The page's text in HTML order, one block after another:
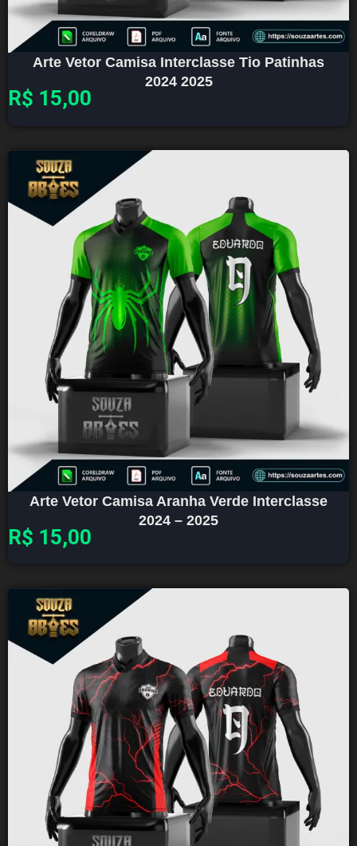
Arte Vetor Camisa Interclasse Tio Patinhas
2024 2025
R$ 15,00
Arte Vetor Camisa Aranha Verde Interclasse
2024 – 2025
R$ 15,00